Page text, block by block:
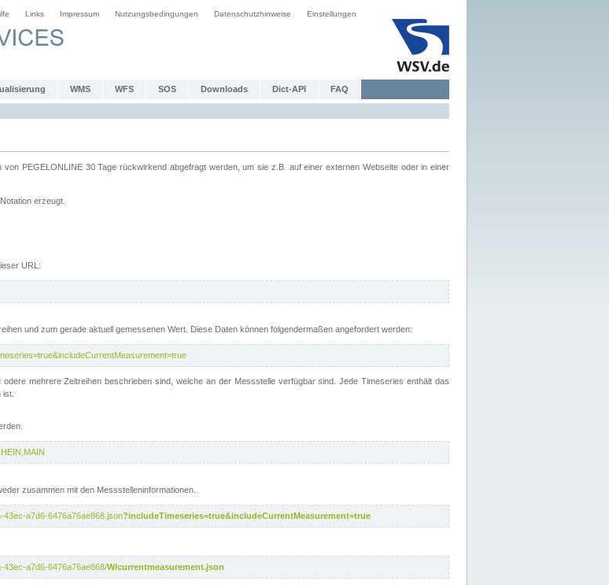
Links Impressum Nutzungsbedingungen Datenschutzhinweise Einstellungen
WMS WFS SOS Downloads Dict-API FAQ
PEGELONLINE 30 Tage rückwirkend abgefragt werden, um sie z.B. auf einer externen Webseite oder in einer
erzeugt.
URL:
und zum gerade aktuell gemessenen Wert. Diese Daten können folgendermaßen angefordert werden:
odere mehrere Zeitreihen beschrieben sind, welche an der Messstelle verfügbar sind. Jede Timeseries enthält das
zusammen mit den Messstelleninformationen..
a7d6-6476a76ae868.json?includeTimeseries=true&includeCurrentMeasurement=true
a7d6-6476a76ae868/W/currentmeasurement.json